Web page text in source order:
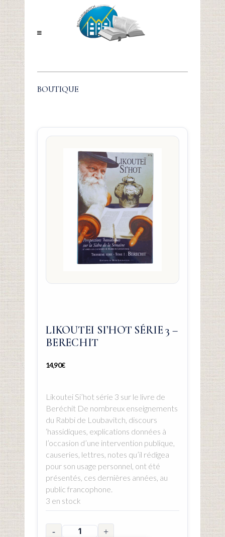
BOUTIQUE
LIKOUTEI SI’HOT SÉRIE 3 –
BERECHIT
14,90€
Likoutei Si’hot série 3 sur le livre de
Beréchit De nombreux enseignements
du Rabbi de Loubavitch, discours
‘hassidiques, explications données à
l’occasion d’une intervention publique,
causeries, lettres, notes qu’il rédigea
pour son usage personnel, ont été
présentés, ces dernières années, au
public francophone.
3 en stock